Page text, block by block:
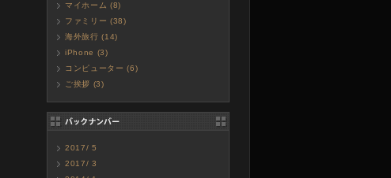
マイホーム (8)
ファミリー (38)
海外旅行 (14)
iPhone (3)
コンピューター (6)
ご挨拶 (3)
2017/ 5
2017/ 3